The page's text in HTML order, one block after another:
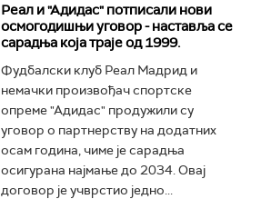
Реал и "Адидас" потписали нови
осмогодишњи уговор - наставља се
сарадња која траје од 1999.
Фудбалски клуб Реал Мадрид и
немачки произвођач спортске
опреме "Адидас" продужили су
уговор о партнерству на додатних
осам година, чиме је сарадња
осигурана најмање до 2034. Овај
договор је учврстио једно...